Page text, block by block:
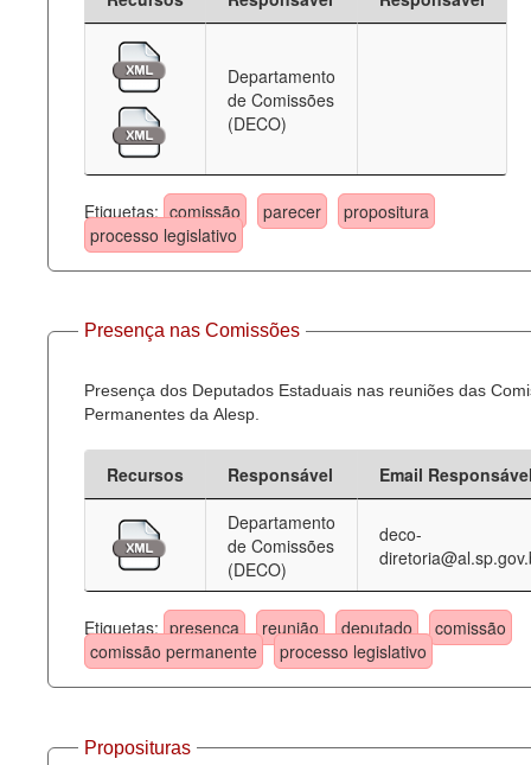
Departamento
de Comissões
(DECO)
Etiquetas: comissão parecer
propositura
processo legislativo
Presença nas Comissões
Presença dos Deputados Estaduais nas reuniões das
Permanentes da Alesp.
Recursos Responsável
Email
Departamento
de Comissões
(DECO)
deco-
Etiquetas: presença reunião deputado
comissão
comissão permanente
processo legislativo
Proposituras